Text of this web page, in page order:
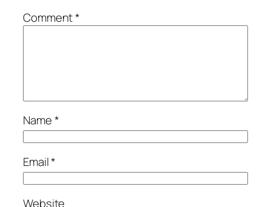
Comment*
Name*
Email*
Website